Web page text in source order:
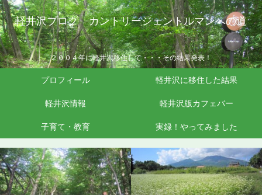
軽井沢ブログ カントリージェントルマンへの道
２００４年に軽井沢移住して・・・その結果発表！
プロフィール 軽井沢に移住した結果
軽井沢情報 軽井沢版カフェバー
子育て・教育 実録！やってみました